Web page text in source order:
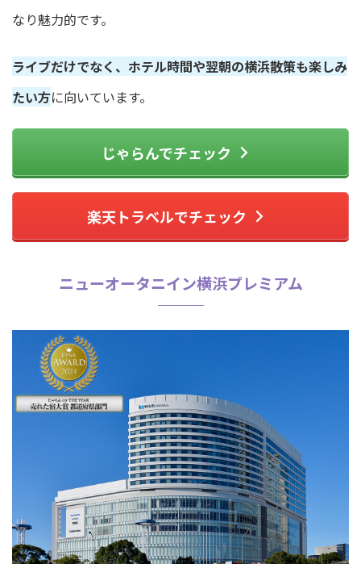
なり魅力的です。
ライブだけでなく、ホテル時間や翌朝の横浜散策も楽しみ
たい方に向いています。
じゃらんでチェック
楽天トラベルでチェック
ニューオータニイン横浜プレミアム